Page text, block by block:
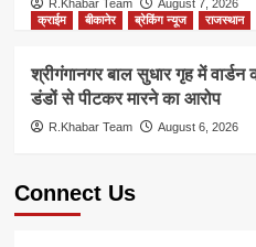
R.Khabar Team
August 7, 2026
क्राईम
बीकानेर ब्रेकिंग न्यूज राजस्थान
श्रीगंगानगर बाल सुधार गृह में वार्डन
डंडों से पीटकर मारने का आरोप
R.Khabar Team August 6, 2026
Connect Us